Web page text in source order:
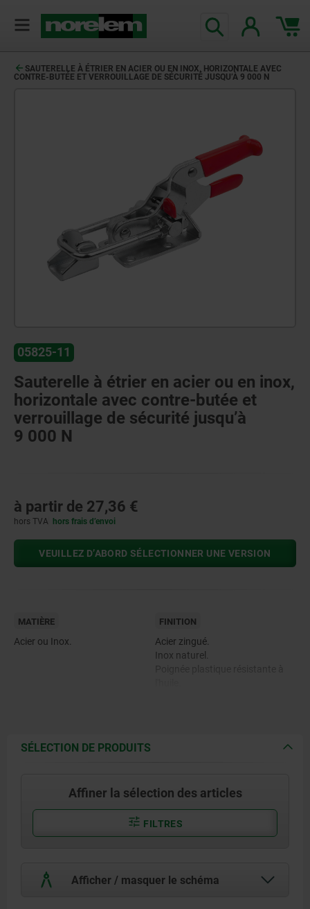
SAUTERELLE À ÉTRIER EN ACIER OU EN INOX, HORIZONTALE AVEC
CONTRE-BUTÉE ET VERROUILLAGE DE SÉCURITÉ JUSQU’À 9 000 N
05825-11
Sauterelle à étrier en acier ou en inox,
horizontale avec contre-butée et
verrouillage de sécurité jusqu’à
9 000 N
à partir de 27,36 €
hors TVA hors frais d’envoi
VEUILLEZ D’ABORD SÉLECTIONNER UNE VERSION
MATIÈRE
Acier ou Inox.
FINITION
Acier zingué.
Inox naturel.
SÉLECTION DE PRODUITS
Affiner la sélection des articles
FILTRES
Afficher / masquer le schéma